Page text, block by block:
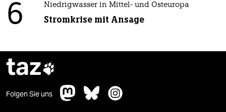
6 Niedrigwasser in Mittel- und Osteuropa
Stromkrise mit Ansage
taz
Folgen Sie uns